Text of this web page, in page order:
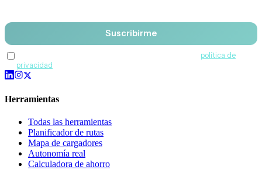
Suscribirme
política de
privacidad
Herramientas
Todas las herramientas
Planificador de rutas
Mapa de cargadores
Autonomía real
Calculadora de ahorro